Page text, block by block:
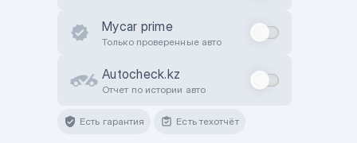
Mycar prime
Только проверенные авто
Autocheck.kz
Отчет по истории авто
Есть гарантия Есть техотчёт